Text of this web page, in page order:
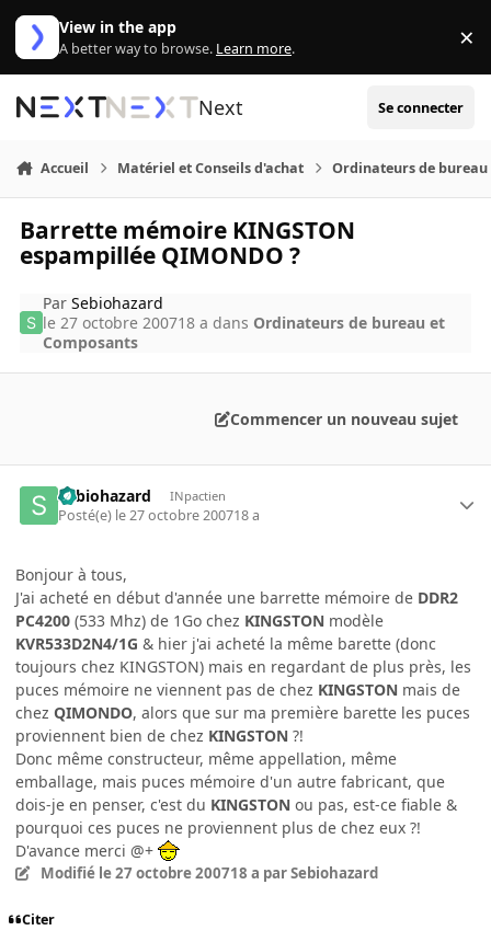
Aller au contenu
View in the app
A better way to browse. Learn more. ×
Next Se connecter
Accueil Matériel et Conseils d'achat Ordinateurs de bureau
Barrette mémoire KINGSTON
espampillée QIMONDO ?
ParSebiohazard
le 27 octobre 200718 a dans Ordinateurs de bureau et
Composants
Commencer un nouveau sujet
Sebiohazard INpactien
Posté(e) le 27 octobre 200718 a
Bonjour à tous,
J'ai acheté en début d'année une barrette mémoire de DDR2
PC4200 (533 Mhz) de 1Go chez KINGSTON modèle
KVR533D2N4/1G & hier j'ai acheté la même barette (donc
toujours chez KINGSTON) mais en regardant de plus près, les
puces mémoire ne viennent pas de chez KINGSTON mais de
chez QIMONDO, alors que sur ma première barette les puces
proviennent bien de chez KINGSTON ?!
Donc même constructeur, même appellation, même
emballage, mais puces mémoire d'un autre fabricant, que
dois-je en penser, c'est du KINGSTON ou pas, est-ce fiable &
pourquoi ces puces ne proviennent plus de chez eux ?!
D'avance merci @+
Modifié le 27 octobre 200718 a par Sebiohazard
Citer